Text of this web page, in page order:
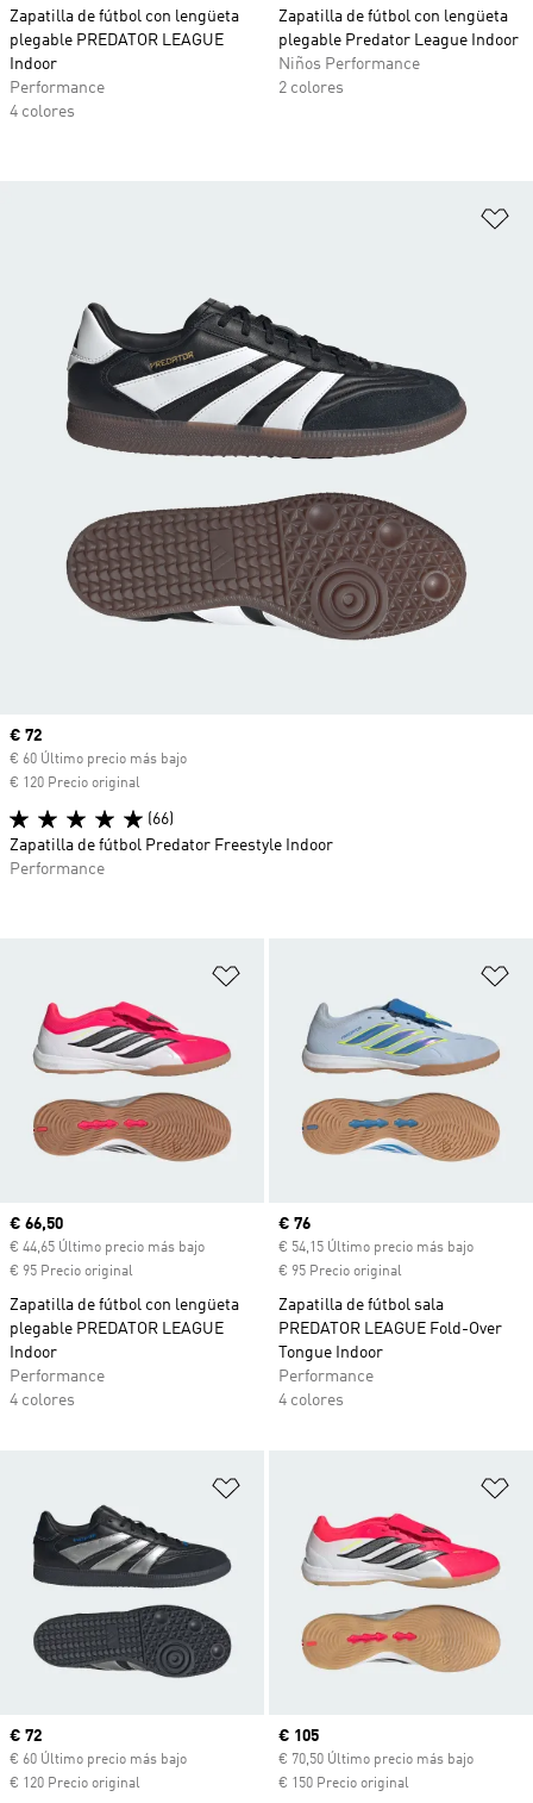
Zapatilla de fútbol con lengüeta
plegable PREDATOR LEAGUE
Indoor
Performance
4 colores
Zapatilla de fútbol con lengüeta
plegable Predator League Indoor
Niños Performance
2 colores
Precio actual
€ 66,50
€ 44,65 Último precio más bajo
€ 95 Precio original
Zapatilla de fútbol con lengüeta
plegable PREDATOR LEAGUE
Indoor
Performance
4 colores
Precio actual
€ 76
€ 54,15 Último precio más bajo
€ 95 Precio original
Zapatilla de fútbol sala
PREDATOR LEAGUE Fold-Over
Tongue Indoor
Performance
4 colores
Precio actual
€ 72
€ 60 Último precio más bajo
€ 120 Precio original
Precio actual
€ 105
€ 70,50 Último precio más bajo
€ 150 Precio original
Precio actual
€ 72
€ 60 Último precio más bajo
€ 120 Precio original
(66)
Zapatilla de fútbol Predator Freestyle Indoor
Performance